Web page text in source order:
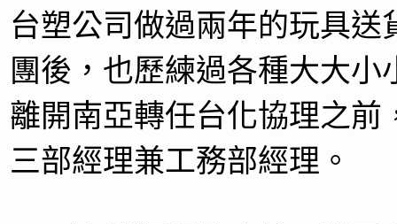
台塑公司做過兩年的玩具送
團後，也歷練過各種大大小
離開南亞轉任台化協理之前
三部經理兼工務部經理。